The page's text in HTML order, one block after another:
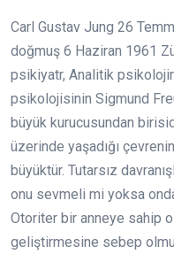
Carl Gustav Jung 26
doğmuş 6 Haziran 1961
psikiyatr, Analitik
psikolojisinin Sigmund
büyük kurucusundan
üzerinde yaşadığı
büyüktür. Tutarsız
onu sevmeli mi yoksa
Otoriter bir anneye sahip
geliştirmesine sebep